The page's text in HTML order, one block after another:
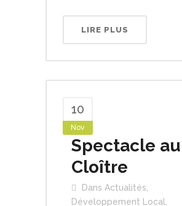
LIRE PLUS
10
Nov
Spectacle au
Cloître
Dans Actualités
Développement Local